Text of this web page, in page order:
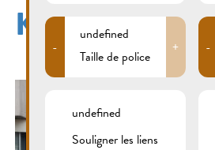
-
undefined
Taille de police
+ -
undefined
Souligner les liens